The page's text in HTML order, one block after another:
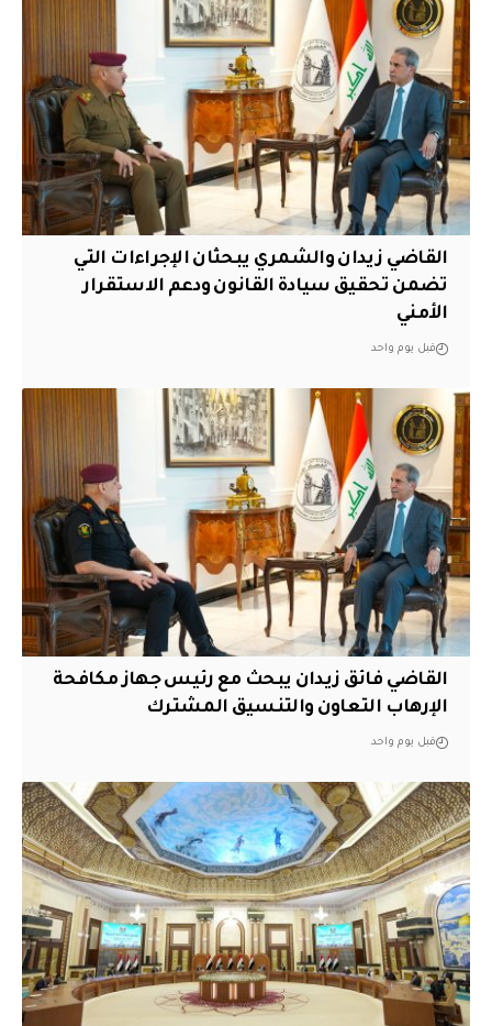
القاضي زيدان والشمري يبحثان الإجراءات التي
تضمن تحقيق سيادة القانون ودعم الاستقرار
الأمني
قبل يوم واحد
القاضي فائق زيدان يبحث مع رئيس جهاز مكافحة
الإرهاب التعاون والتنسيق المشترك
قبل يوم واحد